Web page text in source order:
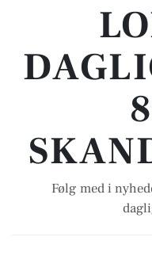
Følg med i